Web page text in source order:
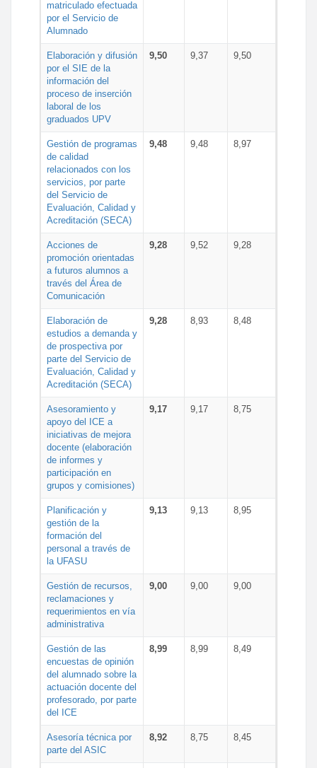
matriculado efectuada
por el Servicio de
Alumnado
Elaboración y difusión
por el SIE de la
información del
proceso de inserción
laboral de los
graduados UPV
9,50 9,37 9,50
Gestión de programas
de calidad
relacionados con los
servicios, por parte
del Servicio de
Evaluación, Calidad y
Acreditación (SECA)
9,48 9,48 8,97
Acciones de
promoción orientadas
a futuros alumnos a
través del Área de
Comunicación
9,28 9,52 9,28
Elaboración de
estudios a demanda y
de prospectiva por
parte del Servicio de
Evaluación, Calidad y
Acreditación (SECA)
9,28 8,93 8,48
Asesoramiento y
apoyo del ICE a
iniciativas de mejora
docente (elaboración
de informes y
participación en
grupos y comisiones)
9,17 9,17 8,75
Planificación y
gestión de la
formación del
personal a través de
la UFASU
9,13 9,13 8,95
Gestión de recursos,
reclamaciones y
requerimientos en vía
administrativa
9,00 9,00 9,00
Gestión de las
encuestas de opinión
del alumnado sobre la
actuación docente del
profesorado, por parte
del ICE
8,99 8,99 8,49
Asesoría técnica por
parte del ASIC
8,92 8,75 8,45